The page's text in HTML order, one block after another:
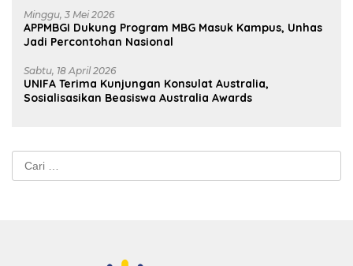
Minggu, 3 Mei 2026
APPMBGI Dukung Program MBG Masuk Kampus, Unhas
Jadi Percontohan Nasional
Sabtu, 18 April 2026
UNIFA Terima Kunjungan Konsulat Australia,
Sosialisasikan Beasiswa Australia Awards
Cari
untuk: